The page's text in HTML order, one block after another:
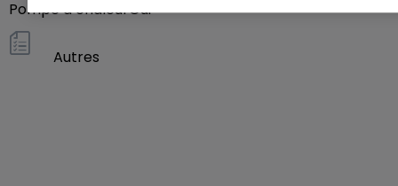
Pompe à chaleurOui
Autres